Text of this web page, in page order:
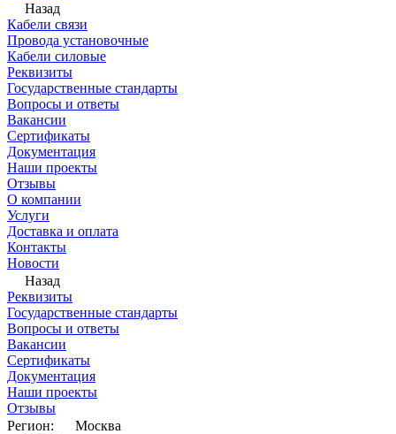
Назад
Кабели связи
Провода установочные
Кабели силовые
Реквизиты
Государственные стандарты
Вопросы и ответы
Вакансии
Сертификаты
Документация
Наши проекты
Отзывы
О компании
Услуги
Доставка и оплата
Контакты
Новости
Назад
Реквизиты
Государственные стандарты
Вопросы и ответы
Вакансии
Сертификаты
Документация
Наши проекты
Отзывы
Регион:
Москва